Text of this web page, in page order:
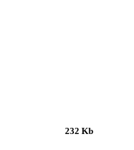
232 Kb